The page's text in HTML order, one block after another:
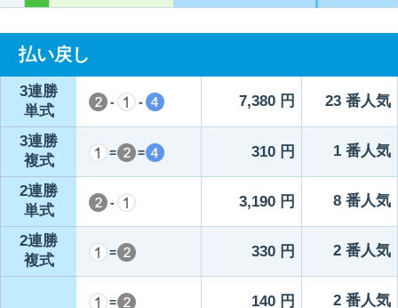
払い戻し
3連勝
単式
- - 7,380 円 23 番人気
3連勝
複式
= = 310 円 1 番人気
2連勝
単式
- 3,190 円 8 番人気
2連勝
複式
= 330 円 2 番人気
= 140 円 2 番人気